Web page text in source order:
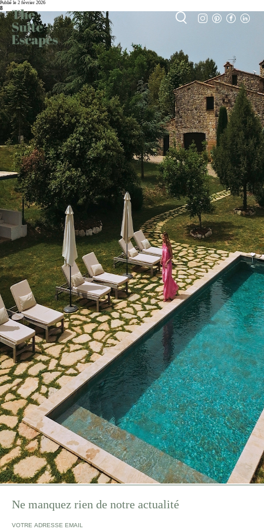
Publié le 2 février 2026
8
Ne manquez rien de notre actualité